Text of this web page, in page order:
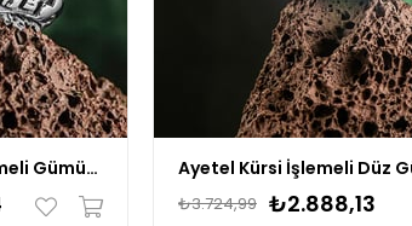
Bereket Rızık Vefki İşlemeli Gümüş Yüzük
₺2.888,13
₺3.724,99